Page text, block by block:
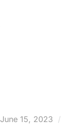
Posted
June 15, 2023